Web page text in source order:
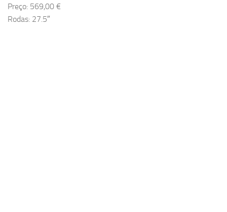
Preço: 569,00 €
Rodas: 27.5″